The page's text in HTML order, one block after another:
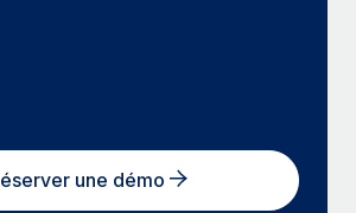
une démo